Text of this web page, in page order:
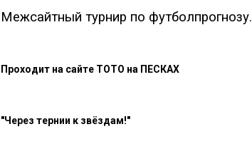
Межсайтный турнир по футболпрогнозу.
Проходит на сайте ТОТО на ПЕСКАХ
"Через тернии к звёздам!"